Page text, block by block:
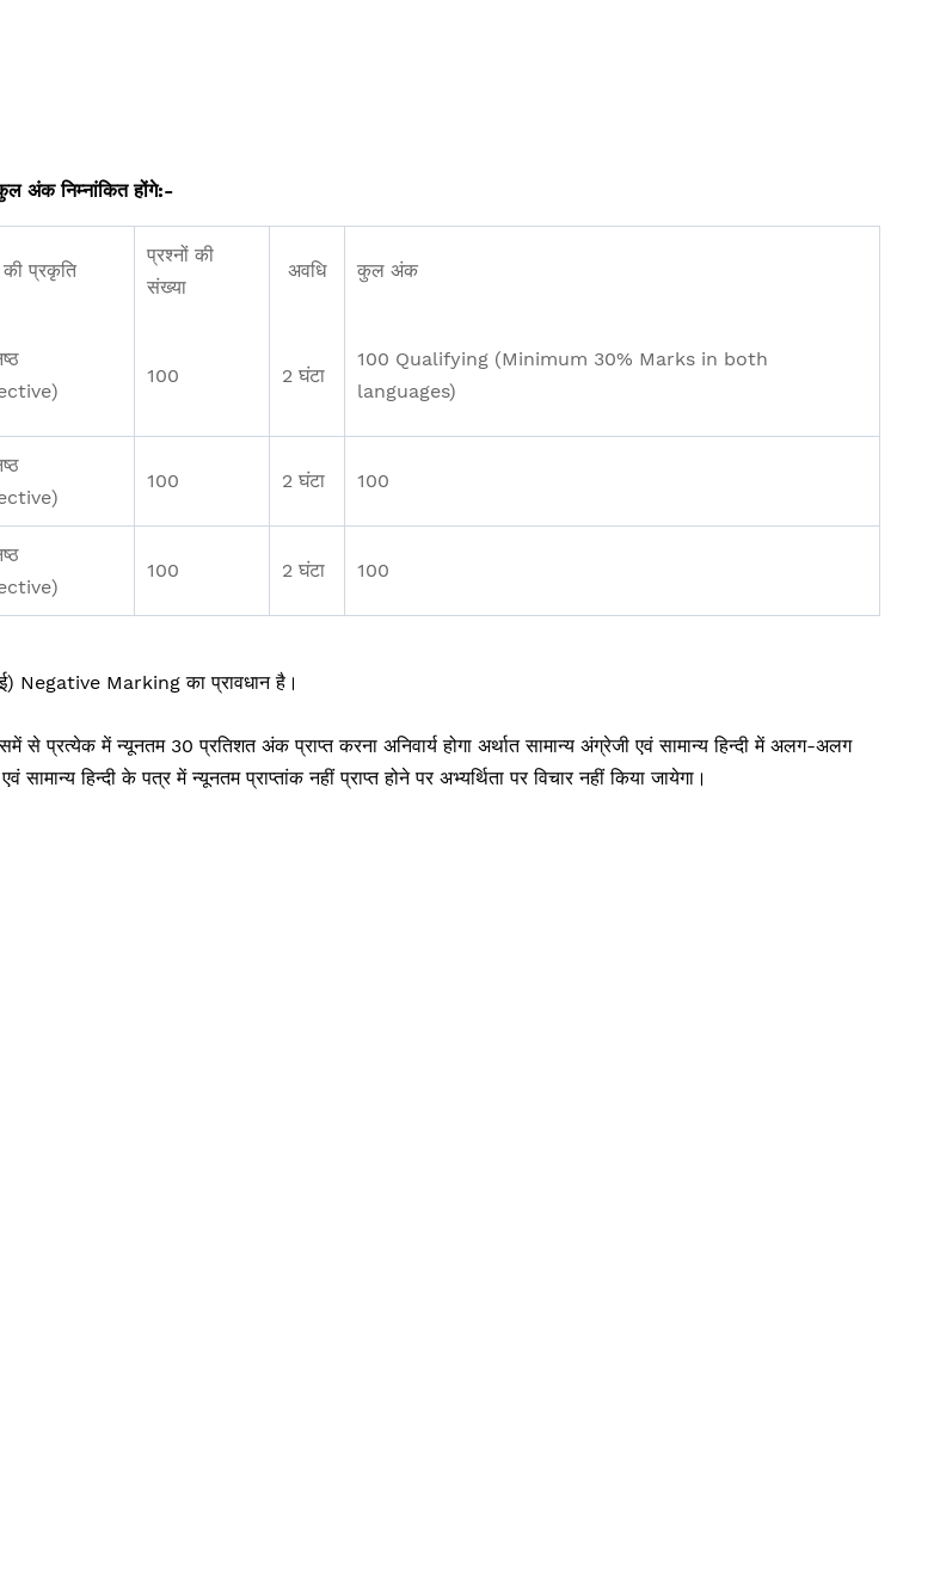
कुल अंक निम्नांकित होंगे:-
की प्रकृति
प्रश्नों की
संख्या
अवधि कुल अंक
100 2 घंटा
100 Qualifying (Minimum 30% Marks in both
languages)
100 2 घंटा 100
100 2 घंटा 100
Negative Marking का प्रावधान है।
से प्रत्येक में न्यूनतम 30 प्रतिशत अंक प्राप्त करना अनिवार्य होगा अर्थात सामान्य अंग्रेजी एवं सामान्य हिन्दी में अलग-अलग
हिन्दी के पत्र में न्यूनतम प्राप्तांक नहीं प्राप्त होने पर अभ्यर्थिता पर विचार नहीं किया जायेगा।